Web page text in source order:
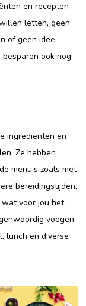
en recepten
letten, geen
of geen idee
ook nog
ingrediënten en
Ze hebben
menu’s zoals met
bereidingstijden,
wat voor jou het
voegen
lunch en diverse